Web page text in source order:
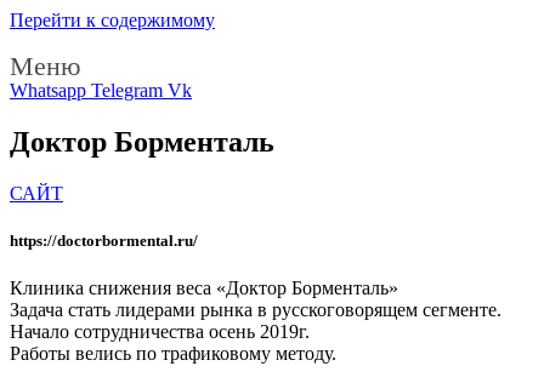
Перейти к содержимому
Меню
Whatsapp Telegram Vk
Доктор Борменталь
САЙТ
https://doctorbormental.ru/
Клиника снижения веса «Доктор Борменталь»
Задача стать лидерами рынка в русскоговорящем сегменте.
Начало сотрудничества осень 2019г.
Работы велись по трафиковому методу.